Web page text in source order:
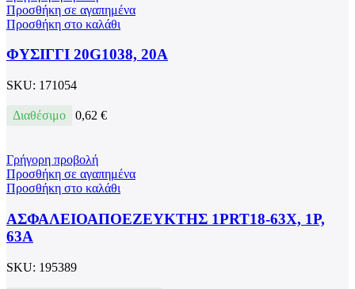
Προσθήκη σε αγαπημένα
Προσθήκη στο καλάθι
ΦΥΣΙΓΓΙ 20G1038, 20A
SKU: 171054
Διαθέσιμο 0,62 €
Γρήγορη προβολή
Προσθήκη σε αγαπημένα
Προσθήκη στο καλάθι
ΑΣΦΑΛΕΙΟΑΠΟΕΖΕΥΚΤΗΣ 1PRT18-63X, 1P,
63A
SKU: 195389